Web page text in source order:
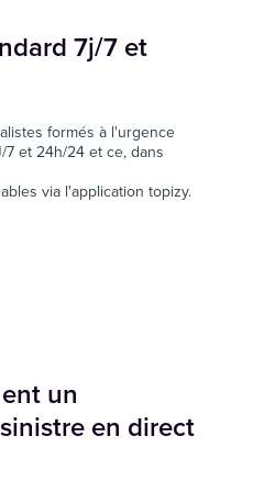
7j/7 et
formés à l'urgence
et 24h/24 et ce, dans
via l'application topizy.
un
en direct